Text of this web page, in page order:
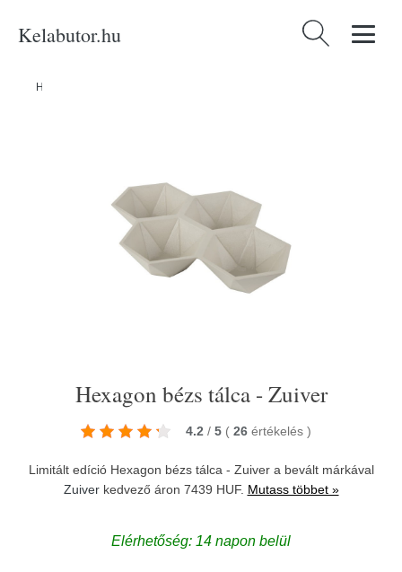
Kelabutor.hu Keresés:
Home
Hexagon bézs tálca - Zuiver
4.2 / 5 ( 26 értékelés )
Limitált edíció Hexagon bézs tálca - Zuiver a bevált márkával
Zuiverkedvező áron 7439 HUF. Mutass többet »
Elérhetőség: 14 napon belül